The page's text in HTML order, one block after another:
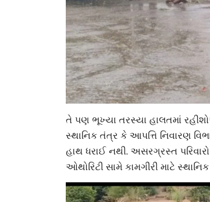
તે પણ ભૂખ્યા તરસ્યા હાલતમાં
સ્થાનિક તંત્ર કે આપત્તિ નિવારણ
હાથ ધરાઈ નથી. અસરગ્રસ્ત
ઓથોરિટી સામે કામગીરી માટે